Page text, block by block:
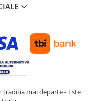
mai departe - Este